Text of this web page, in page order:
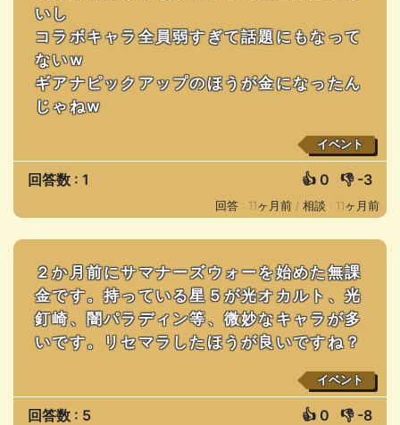
いし
コラボキャラ全員弱すぎて話題にもなって
ないw
ギアナピックアップのほうが金になったん
じゃねw
イベント
回答数 : 1 👍 0 👎 -3
回答 : 11ヶ月前 / 相談 : 11ヶ月前
２か月前にサマナーズウォーを始めた無課
金です。持っている星５が光オカルト、光
釘崎、闇パラディン等、微妙なキャラが多
いです。リセマラしたほうが良いですね？
イベント
回答数 : 5 👍 0 👎 -8